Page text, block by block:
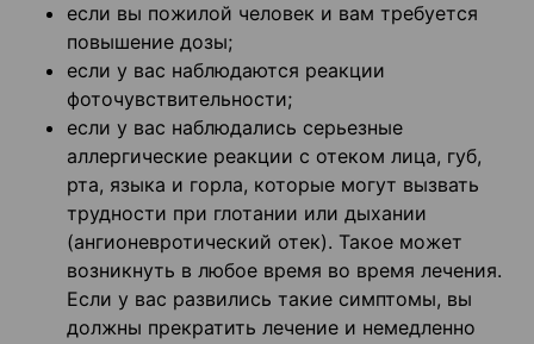
если вы пожилой человек и вам требуется
повышение дозы;
если у вас наблюдаются реакции
фоточувствительности;
если у вас наблюдались серьезные
аллергические реакции с отеком лица, губ,
рта, языка и горла, которые могут вызвать
трудности при глотании или дыхании
(ангионевротический отек). Такое может
возникнуть в любое время во время лечения.
Если у вас развились такие симптомы, вы
должны прекратить лечение и немедленно